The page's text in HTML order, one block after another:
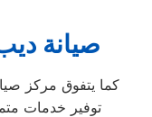
صيانة
كما يتفوق مركز
توفير خدمات